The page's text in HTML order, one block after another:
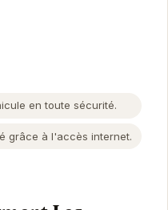
en toute sécurité.
grâce à l'accès internet.